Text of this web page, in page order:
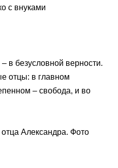
с внуками
в безусловной верности.
отцы: в главном
– свобода, и во
Александра. Фото